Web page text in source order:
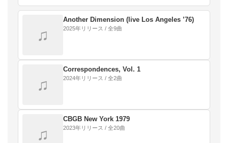
♫
Another Dimension (live Los Angeles ’76)
2025年リリース / 全9曲
♫
Correspondences, Vol. 1
2024年リリース / 全2曲
♫
CBGB New York 1979
2023年リリース / 全20曲